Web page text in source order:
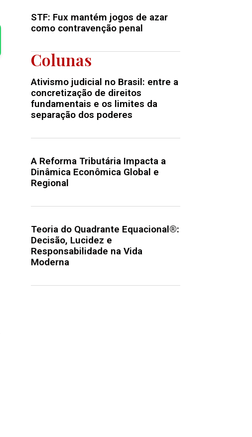
STF: Fux mantém jogos de azar
como contravenção penal
Colunas
Ativismo judicial no Brasil: entre a
concretização de direitos
fundamentais e os limites da
separação dos poderes
A Reforma Tributária Impacta a
Dinâmica Econômica Global e
Regional
Teoria do Quadrante Equacional®:
Decisão, Lucidez e
Responsabilidade na Vida
Moderna